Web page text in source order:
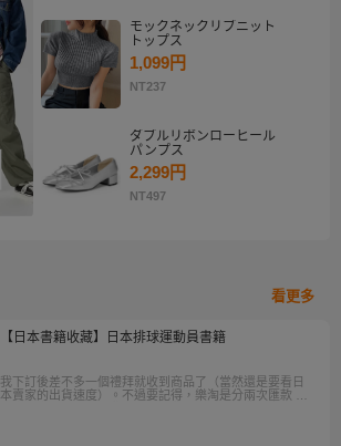
モックネックリブニット
トップス
1,099円
NT237
ダブルリボンローヒール
パンプス
2,299円
NT497
看更多
【日本書籍收藏】日本排球運動員書籍
我下訂後差不多一個禮拜就收到商品了（當然還是要看日
本賣家的出貨速度）。不過要記得，樂淘是分兩次匯款 一